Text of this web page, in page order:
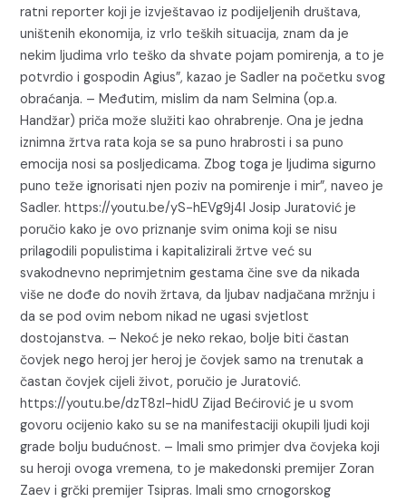
ratni reporter koji je izvještavao iz podijeljenih društava,
uništenih ekonomija, iz vrlo teških situacija, znam da je
nekim ljudima vrlo teško da shvate pojam pomirenja, a to je
potvrdio i gospodin Agius”, kazao je Sadler na početku svog
obraćanja. – Međutim, mislim da nam Selmina (op.a.
Handžar) priča može služiti kao ohrabrenje. Ona je jedna
iznimna žrtva rata koja se sa puno hrabrosti i sa puno
emocija nosi sa posljedicama. Zbog toga je ljudima sigurno
puno teže ignorisati njen poziv na pomirenje i mir”, naveo je
Sadler. https://youtu.be/yS-hEVg9j4I Josip Juratović je
poručio kako je ovo priznanje svim onima koji se nisu
prilagodili populistima i kapitalizirali žrtve već su
svakodnevno neprimjetnim gestama čine sve da nikada
više ne dođe do novih žrtava, da ljubav nadjačana mržnju i
da se pod ovim nebom nikad ne ugasi svjetlost
dostojanstva. – Nekoć je neko rekao, bolje biti častan
čovjek nego heroj jer heroj je čovjek samo na trenutak a
častan čovjek cijeli život, poručio je Juratović.
https://youtu.be/dzT8zI-hidU Zijad Bećirović je u svom
govoru ocijenio kako su se na manifestaciji okupili ljudi koji
grade bolju budućnost. – Imali smo primjer dva čovjeka koji
su heroji ovoga vremena, to je makedonski premijer Zoran
Zaev i grčki premijer Tsipras. Imali smo crnogorskog